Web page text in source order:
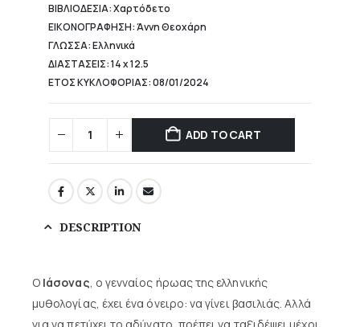
ΒΙΒΛΙΟΔΕΣΙΑ: Χαρτόδετο
ΕΙΚΟΝΟΓΡΑΦΗΣΗ: Άννη Θεοχάρη
ΓΛΩΣΣΑ: Ελληνικά
ΔΙΑΣΤΑΣΕΙΣ: 14 x 12.5
ΕΤΟΣ ΚΥΚΛΟΦΟΡΙΑΣ: 08/01/2024
ADD TO CART
DESCRIPTION
Ο Ιάσονας, ο γενναίος ήρωας της ελληνικής
μυθολογίας, έχει ένα όνειρο: να γίνει βασιλιάς. Αλλά